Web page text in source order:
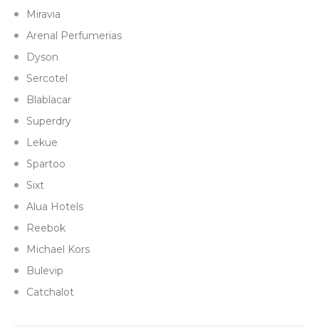
Miravia
Arenal Perfumerias
Dyson
Sercotel
Blablacar
Superdry
Lekue
Spartoo
Sixt
Alua Hotels
Reebok
Michael Kors
Bulevip
Catchalot